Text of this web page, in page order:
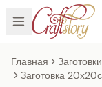
Главная Заготовки
Заготовка